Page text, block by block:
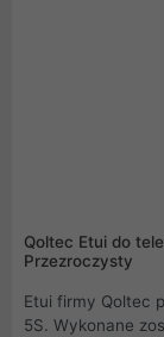
Qoltec Etui do
Przezroczysty
Etui firmy Qoltec
5S. Wykonane